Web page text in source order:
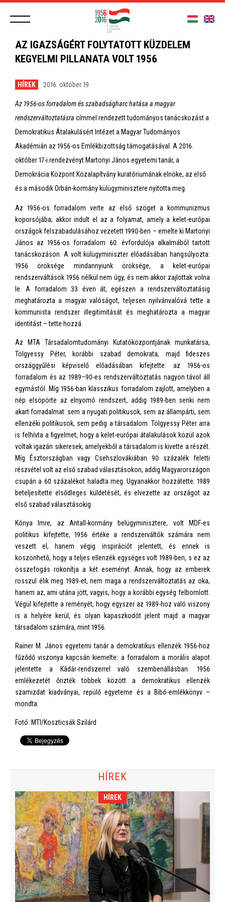
AZ IGAZSÁGÉRT FOLYTATOTT KÜZDELEM
KEGYELMI PILLANATA VOLT 1956
HÍREK 2016. október 19.
Az 1956-os forradalom és szabadságharc hatása a magyar
rendszerváltoztatásra címmel rendezett tudományos tanácskozást a
Demokratikus Átalakulásért Intézet a Magyar Tudományos
Akadémián az 1956-os Emlékbizottság támogatásával. A 2016.
október 17-i rendezvényt Martonyi János egyetemi tanár, a
Demokrácia Központ Közalapítvány kuratóriumának elnöke, az első
és a második Orbán-kormány külügyminisztere nyitotta meg.
Az 1956-os forradalom verte az első szöget a kommunizmus
koporsójába; akkor indult el az a folyamat, amely a kelet-európai
országok felszabadulásához vezetett 1990-ben – emelte ki Martonyi
János az 1956-os forradalom 60. évfordulója alkalmából tartott
tanácskozáson. A volt külügyminiszter előadásában hangsúlyozta:
1956 öröksége mindannyiunk öröksége, a kelet-európai
rendszerváltások 1956 nélkül nem úgy, és nem akkor zajlottak volna
le. A forradalom 33 éven át, egészen a rendszerváltoztatásig
meghatározta a magyar valóságot, teljesen nyilvánvalóvá tette a
kommunista rendszer illegitimitását és meghatározta a magyar
identitást – tette hozzá.
Az MTA Társadalomtudományi Kutatóközpontjának munkatársa,
Tölgyessy Péter, korábbi szabad demokrata, majd fideszes
országgyűlési képviselő előadásában kifejtette: az 1956-os
forradalom és az 1989–90-es rendszerváltoztatás nagyon távol áll
egymástól. Míg 1956-ban klasszikus forradalom zajlott, amelyben a
nép elsöpörte az elnyomó rendszert, addig 1989-ben senki nem
akart forradalmat: sem a nyugati politikusok, sem az állampárti, sem
ellenzéki politikusok, sem pedig a társadalom. Tölgyessy Péter arra
is felhívta a figyelmet, hogy a kelet-európai átalakulások közül azok
voltak igazán sikeresek, amelyekből a társadalom is kivette a részét.
Míg Észtországban vagy Csehszlovákiában 90 százalék feletti
részvétel volt az első szabad választásokon, addig Magyarországon
csupán a 60 százalékot haladta meg. Ugyanakkor hozzátette: 1989
beteljesítette elsődleges küldetését, és elvezette az országot az
első szabad választásokig.
Kónya Imre, az Antall-kormány belügyminisztere, volt MDF-es
politikus kifejtette, 1956 értéke a rendszerváltók számára nem
veszett el, hanem végig inspirációt jelentett, és ennek is
köszönhető, hogy a teljes ellenzék egységes volt 1989-ben, s ez az
összefogás rokonítja a két eseményt. Annak, hogy az emberek
rosszul élik meg 1989-et, nem maga a rendszerváltoztatás az oka,
hanem az, ami utána jött, vagyis, hogy a korábbi egység felbomlott.
Végül kifejtette a reményét, hogy egyszer az 1989-hoz való viszony
is a helyére kerül, és olyan kapaszkodót jelent majd a magyar
társadalom számára, mint 1956.
Rainer M. János egyetemi tanár a demokratikus ellenzék 1956-hoz
fűződő viszonya kapcsán kiemelte: a forradalom a morális alapot
jelentette a Kádár-rendszerrel való szembenállásban. 1956
emlékezetét őrizték többek között a demokratikus ellenzék
szamizdat kiadványai, repülő egyeteme és a Bibó-emlékkönyv –
mondta.
Fotó: MTI/Koszticsák Szilárd
HÍREK
HÍREK